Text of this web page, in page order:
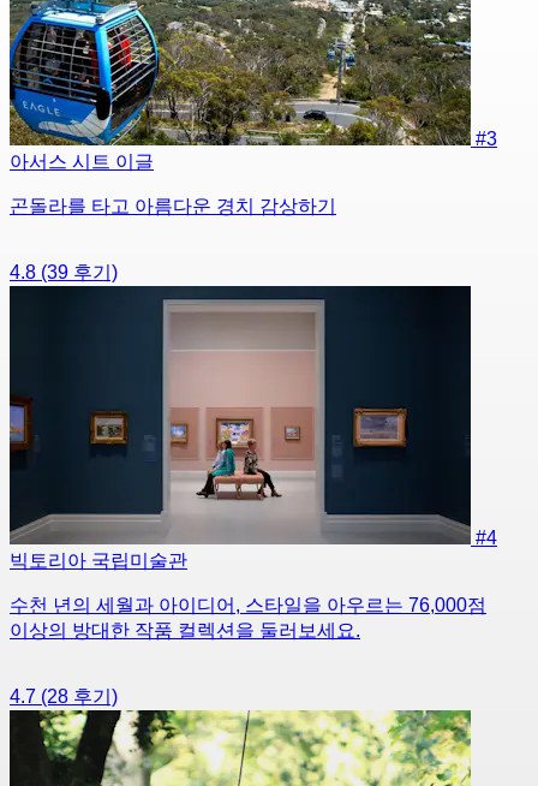
#3
아서스 시트 이글
곤돌라를 타고 아름다운 경치 감상하기
4.8 (39 후기)
#4
빅토리아 국립미술관
수천 년의 세월과 아이디어, 스타일을 아우르는 76,000점
이상의 방대한 작품 컬렉션을 둘러보세요.
4.7 (28 후기)